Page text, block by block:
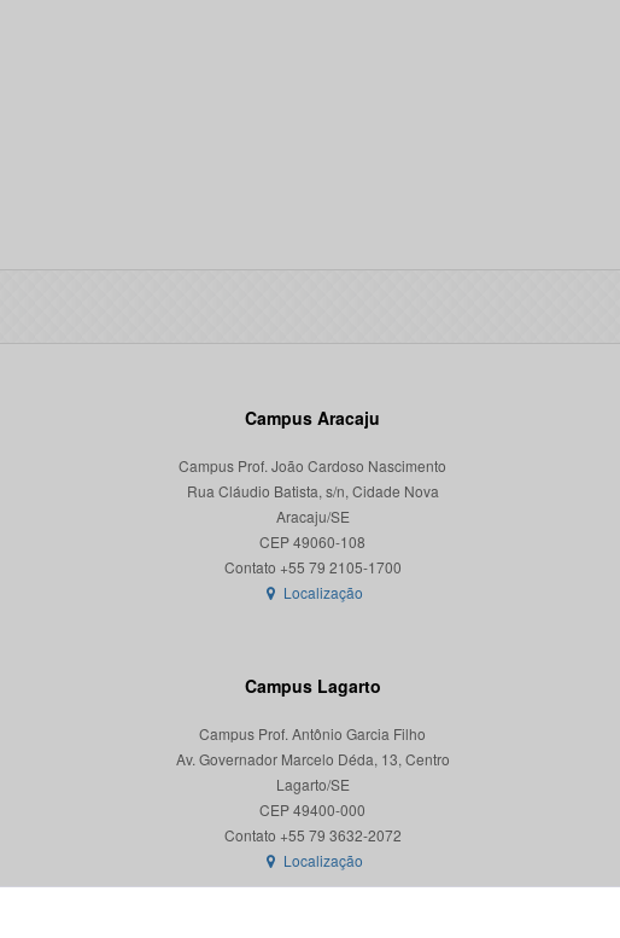
Campus Aracaju
Campus Prof. João Cardoso Nascimento
Rua Cláudio Batista, s/n, Cidade Nova
Aracaju/SE
CEP 49060-108
Localização
Campus Lagarto
Campus Prof. Antônio Garcia Filho
Av. Governador Marcelo Déda, 13, Centro
Lagarto/SE
CEP 49400-000
Localização